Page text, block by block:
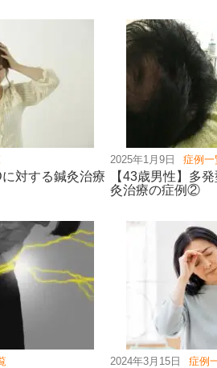
に対する鍼灸治療
2025年1月9日 症例一
【43歳男性】多
灸治療の症例②
2024年3月15日 症例